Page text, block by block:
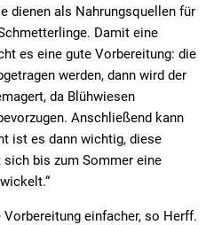
dienen als Nahrungsquellen für
Damit eine
es eine gute Vorbereitung: die
werden, dann wird der
da Blühwiesen
Anschließend kann
ist es dann wichtig, diese
bis zum Sommer eine
einfacher, so Herff.